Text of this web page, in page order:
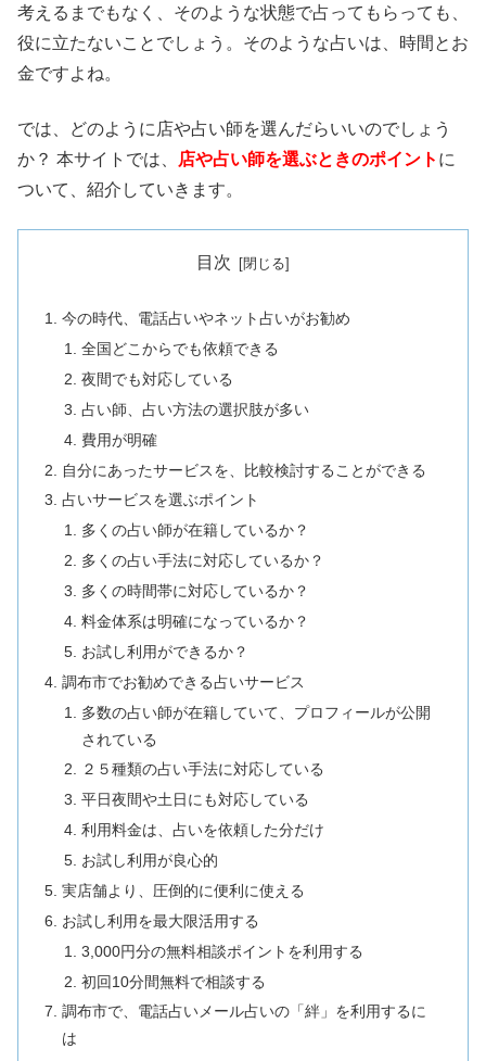
考えるまでもなく、そのような状態で占ってもらっても、
役に立たないことでしょう。そのような占いは、時間とお
金ですよね。
では、どのように店や占い師を選んだらいいのでしょう
か？ 本サイトでは、
店や占い師を選ぶときのポイント に
ついて、紹介していきます。
目次
今の時代、電話占いやネット占いがお勧め
全国どこからでも依頼できる
夜間でも対応している
占い師、占い方法の選択肢が多い
費用が明確
自分にあったサービスを、比較検討することができる
占いサービスを選ぶポイント
多くの占い師が在籍しているか？
多くの占い手法に対応しているか？
多くの時間帯に対応しているか？
料金体系は明確になっているか？
お試し利用ができるか？
調布市でお勧めできる占いサービス
多数の占い師が在籍していて、プロフィールが公開
されている
２５種類の占い手法に対応している
平日夜間や土日にも対応している
利用料金は、占いを依頼した分だけ
お試し利用が良心的
実店舗より、圧倒的に便利に使える
お試し利用を最大限活用する
3,000円分の無料相談ポイントを利用する
初回10分間無料で相談する
調布市で、電話占いメール占いの「絆」を利用するに
は